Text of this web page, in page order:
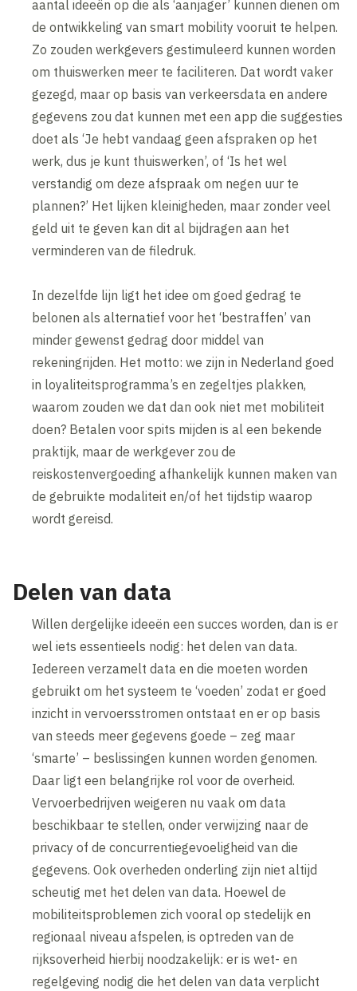
aantal ideeën op die als ‘aanjager’ kunnen dienen om
de ontwikkeling van smart mobility vooruit te helpen.
Zo zouden werkgevers gestimuleerd kunnen worden
om thuiswerken meer te faciliteren. Dat wordt vaker
gezegd, maar op basis van verkeersdata en andere
gegevens zou dat kunnen met een app die suggesties
doet als ‘Je hebt vandaag geen afspraken op het
werk, dus je kunt thuiswerken’, of ‘Is het wel
verstandig om deze afspraak om negen uur te
plannen?’ Het lijken kleinigheden, maar zonder veel
geld uit te geven kan dit al bijdragen aan het
verminderen van de filedruk.
In dezelfde lijn ligt het idee om goed gedrag te
belonen als alternatief voor het ‘bestraffen’ van
minder gewenst gedrag door middel van
rekeningrijden. Het motto: we zijn in Nederland goed
in loyaliteitsprogramma’s en zegeltjes plakken,
waarom zouden we dat dan ook niet met mobiliteit
doen? Betalen voor spits mijden is al een bekende
praktijk, maar de werkgever zou de
reiskostenvergoeding afhankelijk kunnen maken van
de gebruikte modaliteit en/of het tijdstip waarop
wordt gereisd.
Delen van data
Willen dergelijke ideeën een succes worden, dan is er
wel iets essentieels nodig: het delen van data.
Iedereen verzamelt data en die moeten worden
gebruikt om het systeem te ‘voeden’ zodat er goed
inzicht in vervoersstromen ontstaat en er op basis
van steeds meer gegevens goede – zeg maar
‘smarte’ – beslissingen kunnen worden genomen.
Daar ligt een belangrijke rol voor de overheid.
Vervoerbedrijven weigeren nu vaak om data
beschikbaar te stellen, onder verwijzing naar de
privacy of de concurrentiegevoeligheid van die
gegevens. Ook overheden onderling zijn niet altijd
scheutig met het delen van data. Hoewel de
mobiliteitsproblemen zich vooral op stedelijk en
regionaal niveau afspelen, is optreden van de
rijksoverheid hierbij noodzakelijk: er is wet- en
regelgeving nodig die het delen van data verplicht